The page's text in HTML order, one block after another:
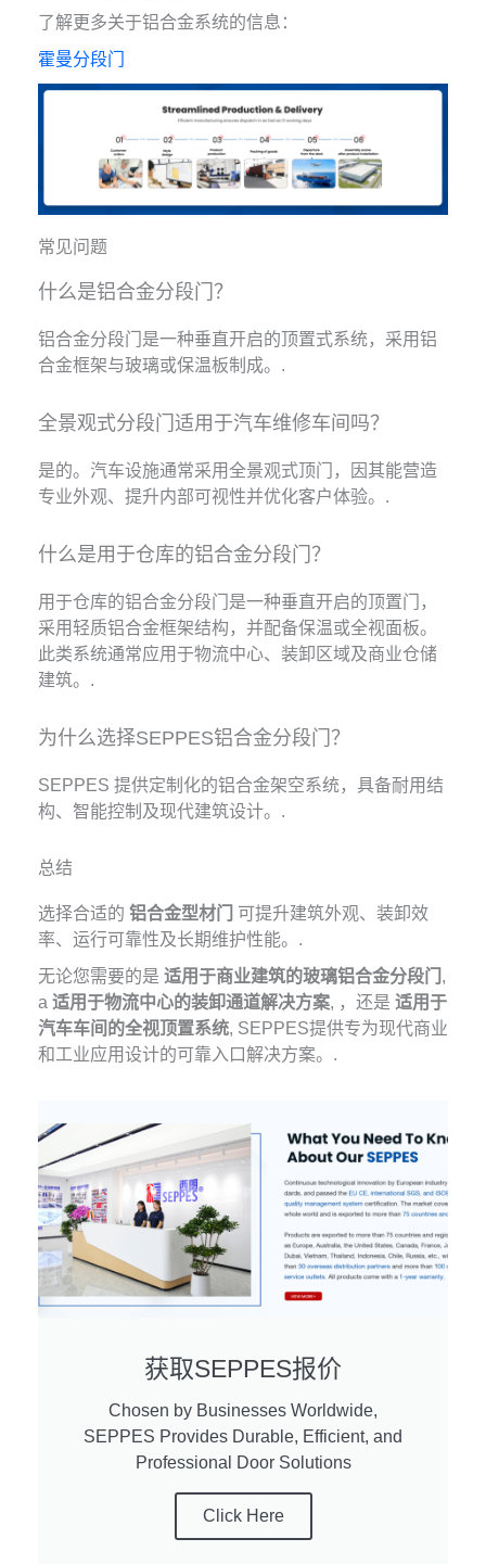
了解更多关于铝合金系统的信息：
霍曼分段门
常见问题
什么是铝合金分段门？
铝合金分段门是一种垂直开启的顶置式系统，采用铝
合金框架与玻璃或保温板制成。.
全景观式分段门适用于汽车维修车间吗？
是的。汽车设施通常采用全景观式顶门，因其能营造
专业外观、提升内部可视性并优化客户体验。.
什么是用于仓库的铝合金分段门？
用于仓库的铝合金分段门是一种垂直开启的顶置门，
采用轻质铝合金框架结构，并配备保温或全视面板。
此类系统通常应用于物流中心、装卸区域及商业仓储
建筑。.
为什么选择SEPPES铝合金分段门？
SEPPES 提供定制化的铝合金架空系统，具备耐用结
构、智能控制及现代建筑设计。.
总结
选择合适的 铝合金型材门
可提升建筑外观、装卸效
率、运行可靠性及长期维护性能。.
无论您需要的是 适用于商业建筑的玻璃铝合金分段门 ,
a 适用于物流中心的装卸通道解决方案, ，还是 适用于
汽车车间的全视顶置系统, SEPPES提供专为现代商业
和工业应用设计的可靠入口解决方案。.
获取SEPPES报价
Chosen by Businesses Worldwide,
SEPPES Provides Durable, Efficient, and
Professional Door Solutions
Click Here